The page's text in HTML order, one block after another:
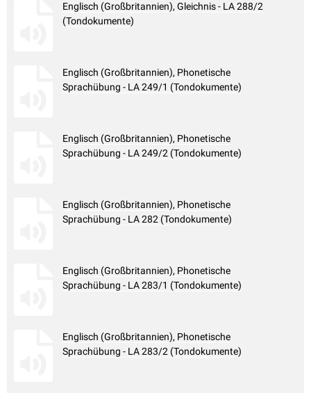
Englisch (Großbritannien), Gleichnis - LA 288/2
(Tondokumente)
Englisch (Großbritannien), Phonetische
Sprachübung - LA 249/1 (Tondokumente)
Englisch (Großbritannien), Phonetische
Sprachübung - LA 249/2 (Tondokumente)
Englisch (Großbritannien), Phonetische
Sprachübung - LA 282 (Tondokumente)
Englisch (Großbritannien), Phonetische
Sprachübung - LA 283/1 (Tondokumente)
Englisch (Großbritannien), Phonetische
Sprachübung - LA 283/2 (Tondokumente)